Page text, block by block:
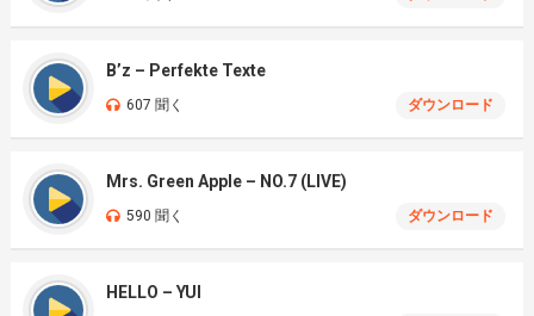
B’z – Perfekte Texte
607 聞く ダウンロード
Mrs. Green Apple – NO.7 (LIVE)
590 聞く ダウンロード
HELLO – YUI